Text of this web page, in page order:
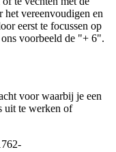
het vereenvoudigen en
eerst te focussen op
voorbeeld de "+ 6".
voor waarbij je een
uit te werken of